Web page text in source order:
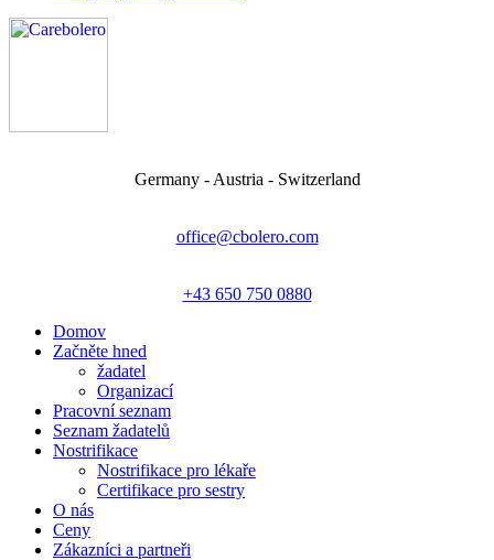
Germany - Austria - Switzerland
office@cbolero.com
+43 650 750 0880
Domov
Začněte hned
žadatel
Organizací
Pracovní seznam
Seznam žadatelů
Nostrifikace
Nostrifikace pro lékaře
Certifikace pro sestry
O nás
Ceny
Zákazníci a partneři